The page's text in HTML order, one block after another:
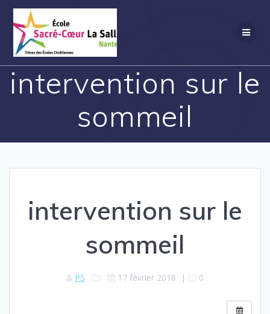
intervention sur le
sommeil
intervention sur le
sommeil
PS 17 février 2018 | 0